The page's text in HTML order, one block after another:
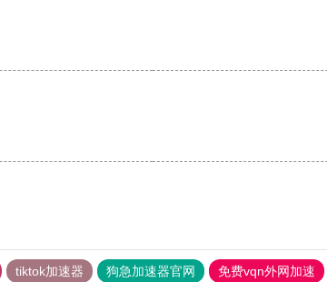
tiktok加速器 狗急加速器官网 免费vqn外网加速